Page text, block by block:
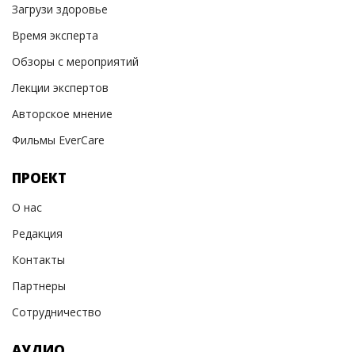
Загрузи здоровье
Время эксперта
Обзоры с мероприятий
Лекции экспертов
Авторское мнение
Фильмы EverCare
ПРОЕКТ
О нас
Редакция
Контакты
Партнеры
Сотрудничество